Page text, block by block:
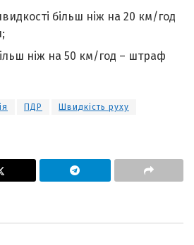
більш ніж на 20 км/год
ніж на 50 км/год – штраф
ПДР
Швидкість руху